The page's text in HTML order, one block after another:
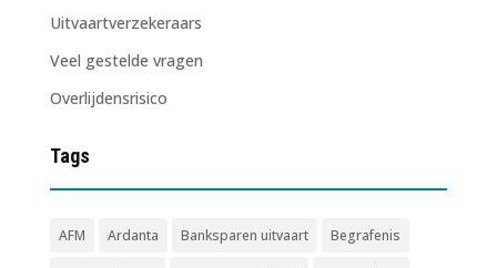
Uitvaartverzekeraars
Veel gestelde vragen
Overlijdensrisico
Tags
AFM Ardanta Banksparen uitvaart Begrafenis